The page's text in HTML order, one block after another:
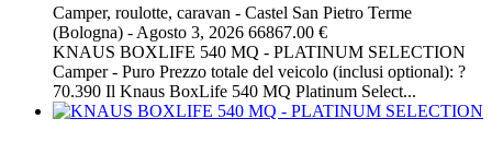
Camper, roulotte, caravan - Castel San Pietro Terme
(Bologna) - Agosto 3, 2026 66867.00 €
KNAUS BOXLIFE 540 MQ - PLATINUM SELECTION
Camper - Puro Prezzo totale del veicolo (inclusi optional): ?
70.390 Il Knaus BoxLife 540 MQ Platinum Select...